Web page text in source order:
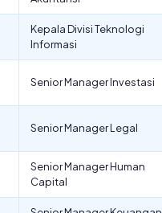
Kepala Divisi Teknologi
Informasi
Senior Manager Investasi
Senior Manager Legal
Senior Manager Human
Capital